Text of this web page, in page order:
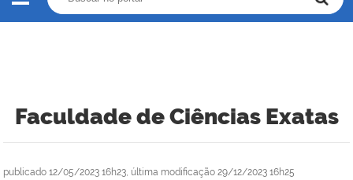
Faculdade de Ciências Exatas
publicado 12/05/2023 16h23, última modificação 29/12/2023 16h25